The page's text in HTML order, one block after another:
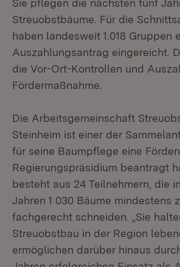
Sie pflegen die nächsten fünf
Streuobstbäume. Für die
haben landesweit 1.018 Gruppen
Auszahlungsantrag eingereicht.
die Vor-Ort-Kontrollen und
Fördermaßnahme.
Die Arbeitsgemeinschaft
Steinheim ist einer der
für seine Baumpflege eine
Regierungspräsidium beantragt
besteht aus 24 Teilnehmern, die
Jahren 1 030 Bäume mindestens
fachgerecht schneiden. „Sie
Streuobstbau in der Region
ermöglichen darüber hinaus